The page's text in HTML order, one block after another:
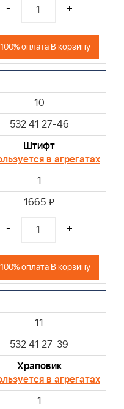
- +
оплата В корзину
10
532 41 27-46
Штифт
в агрегатах
1
1665 i
- +
оплата В корзину
11
532 41 27-39
Храповик
в агрегатах
1